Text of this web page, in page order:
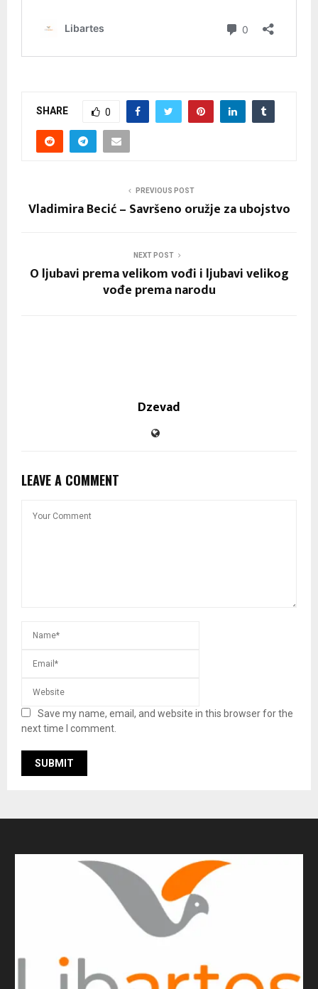
SHARE 0
PREVIOUS POST
Vladimira Becić – Savršeno oružje za ubojstvo
NEXT POST
O ljubavi prema velikom vođi i ljubavi velikog
vođe prema narodu
Dzevad
LEAVE A COMMENT
Save my name, email, and website in this browser for the
next time I comment.